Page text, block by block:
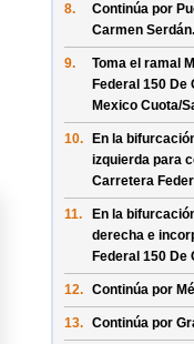
8. Continúa por
Carmen Serdán.
9. Toma el ramal
Federal 150 De
Mexico Cuota/
10.
En la
izquierda para
Carretera
11.
En la
derecha e
Federal 150 De
12. Continúa por
13. Continúa por